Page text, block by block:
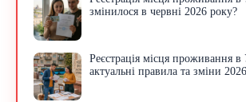
змінилося в червні 2026 року?
Реєстрація місця проживання в
актуальні правила та зміни